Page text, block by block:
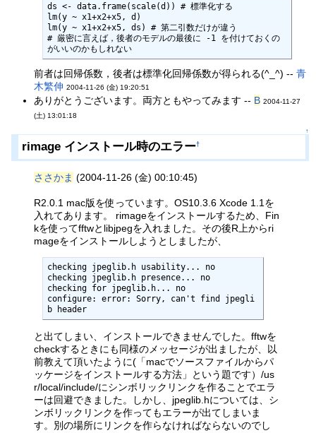
ds <- data.frame(scale(d)) # 標準化する
lm(y ~ x1+x2+x5, d)
lm(y ~ x1+x2+x5, ds) # 第二引数だけが違う
# 厳密に言えば，後者のモデルの最後に -1 を付けておくの
がいいのかもしれない
前者は回帰係数，後者は標準化回帰係数が得られる(^_^) --青
木繁伸 2004-11-26 (金) 19:20:51
ありがとうございます。両方ともやってみます -- B 2004-11-27
(土) 13:01:18
↑
rimage インストール時のエラー†
ささかま (2004-11-26 (金) 00:10:45)
R2.0.1 mac版を使っています。OS10.3.6 Xcode 1.1を
入れてあります。 rimageをインストールするため、Fin
kを使ってfftwとlibjpegを入れました。その後R上からri
mageをインストールしようとしましたが、
checking jpeglib.h usability... no
checking jpeglib.h presence... no
checking for jpeglib.h... no
configure: error: Sorry, can't find jpegli
b header
と出てしまい、インストールできませんでした。fftwを
checkするときにも同様のメッセージが出ましたが、以
前教えて頂いたように(「macでソースファイルからパ
ッケージをインストールする方法」という題です）/us
r/local/include/にシンボリックリンクを作ることでエラ
ーは回避できました。しかし、jpeglib.hについては、シ
ンボリックリンクを作ってもエラーが出てしまいま
す。別の場所にリンクを作らなければならないのでし